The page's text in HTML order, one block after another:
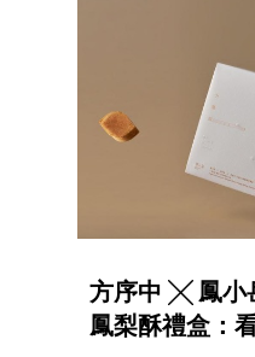
方序中 ╳ 鳳小
鳳梨酥禮盒：